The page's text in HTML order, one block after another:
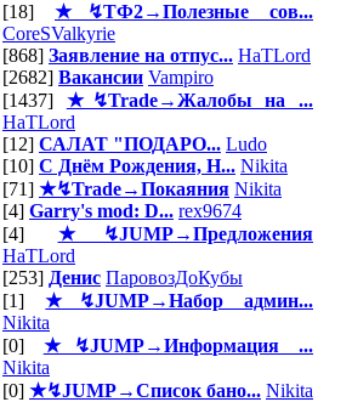
[18] ★↯ТФ2→Полезные сов...
CoreSValkyrie
[868] Заявление на отпус... HaTLord
[2682] Вакансии Vampiro
[1437] ★↯Trade→Жалобы на ...
HaTLord
[12] САЛАТ "ПОДАРО... Ludo
[10] С Днём Рождения, Н... Nikita
[71] ★↯Trade→Покаяния Nikita
[4] Garry's mod: D... rex9674
[4] ★↯JUMP→Предложения
HaTLord
[253] Денис ПаровозДоКубы
[1]★↯JUMP→Набор админ...
Nikita
[0] ★↯JUMP→Информация ...
Nikita
[0] ★↯JUMP→Список бано... Nikita